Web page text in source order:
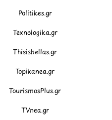
Politikes.gr
Texnologika.gr
Thisishellas.gr
Topikanea.gr
TourismosPlus.gr
TVnea.gr